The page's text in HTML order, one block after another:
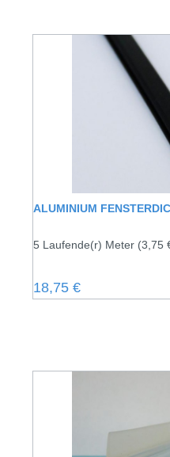
ALUMINIUM
5 Laufende(r) Meter (3,75
Regulärer Preis:
18,75 €